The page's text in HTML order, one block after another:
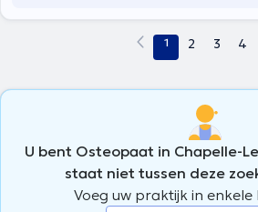
1 2 3 4
U bent Osteopaat in Chapelle-
staat niet tussen deze
Voeg uw praktijk in enkele